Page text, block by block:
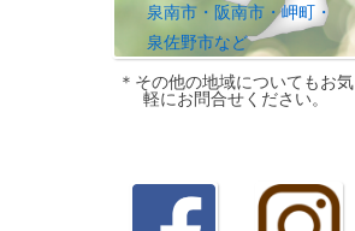
泉南市・阪南市・岬町・
泉佐野市など
＊その他の地域についてもお気
軽にお問合せください。